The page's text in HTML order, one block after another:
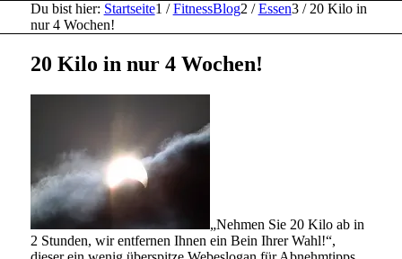
Du bist hier: Startseite1 / FitnessBlog2 / Essen3 / 20 Kilo in
nur 4 Wochen!
20 Kilo in nur 4 Wochen!
„Nehmen Sie 20 Kilo ab in
2 Stunden, wir entfernen Ihnen ein Bein Ihrer Wahl!“,